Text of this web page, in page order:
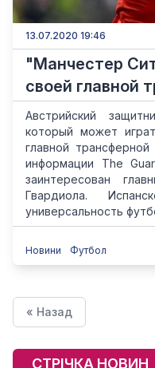
13.07.2020 19:46
"Манчестер
своей главной
Австрийский
который может
главной
информации The
заинтересован
Гвардиола.
универсальность
Новини Футбол
« Назад
СТРІЧКА НОВИН